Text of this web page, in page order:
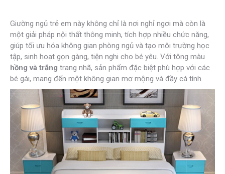
Giường ngủ trẻ em này không chỉ là nơi nghỉ ngơi mà còn là
một giải pháp nội thất thông minh, tích hợp nhiều chức năng,
giúp tối ưu hóa không gian phòng ngủ và tạo môi trường học
tập, sinh hoạt gọn gàng, tiện nghi cho bé yêu. Với tông màu
hồng và trắng trang nhã, sản phẩm đặc biệt phù hợp với các
bé gái, mang đến một không gian mơ mộng và đầy cá tính.